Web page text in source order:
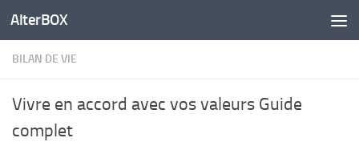
Skip to content
AlterBOX
BILAN DE VIE
Vivre en accord avec vos valeurs Guide
complet